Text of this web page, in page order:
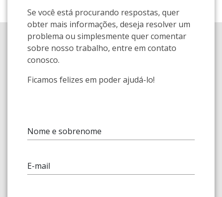
Se você está procurando respostas, quer
obter mais informações, deseja resolver um
problema ou simplesmente quer comentar
sobre nosso trabalho, entre em contato
conosco.
Ficamos felizes em poder ajudá-lo!
Nome e sobrenome
E-mail